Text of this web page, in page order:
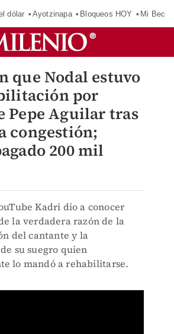
dólar Ayotzinapa Bloqueos HOY Mi Beca
que Nodal estuvo
por
Pepe Aguilar tras
congestión;
200 mil
Kadri dio a conocer
la verdadera razón de la
del cantante y la
su suegro quien
lo mandó a rehabilitarse.